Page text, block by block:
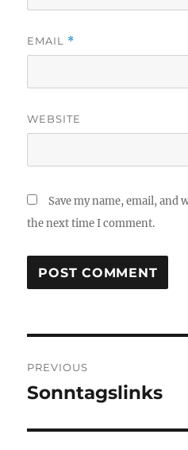
EMAIL *
WEBSITE
Save my name, email,
the next time I comment.
navigation
PREVIOUS
Previous
Sonntagslinks